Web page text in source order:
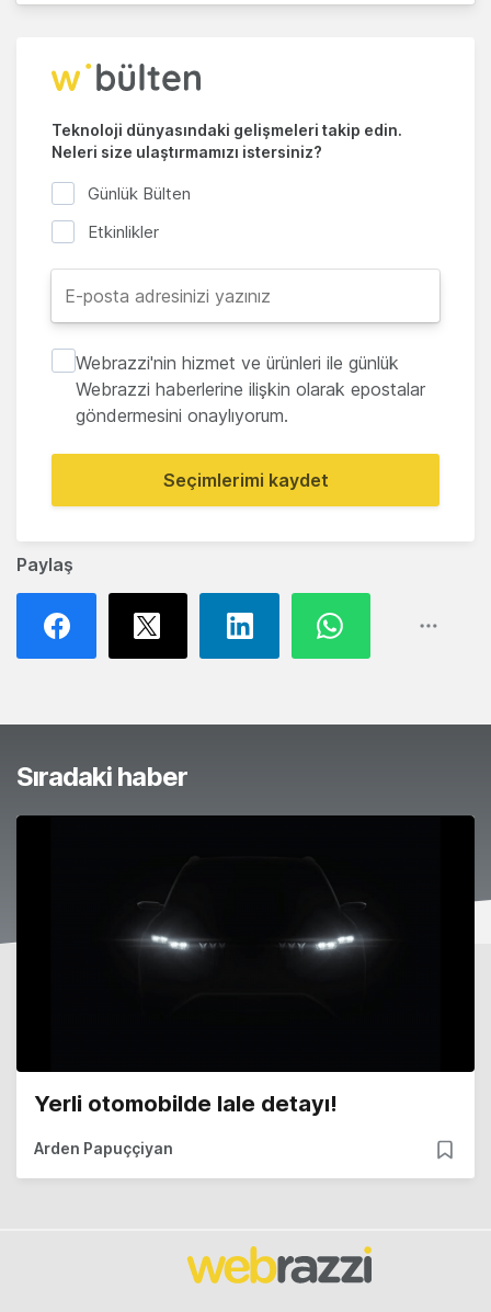
Paylaş
Teknoloji dünyasındaki gelişmeleri takip edin.
Neleri size ulaştırmamızı istersiniz?
Günlük Bülten
Etkinlikler
Webrazzi'nin hizmet ve ürünleri ile günlük
Webrazzi haberlerine ilişkin olarak epostalar
göndermesini onaylıyorum.
Seçimlerimi kaydet
Sıradaki haber
Yerli otomobilde lale detayı!
Arden Papuççiyan